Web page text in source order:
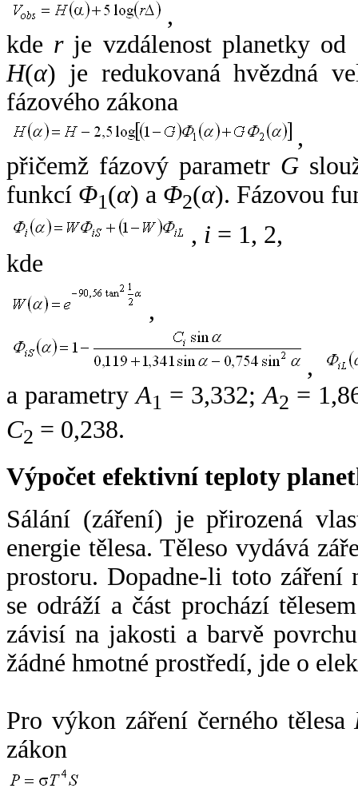
,
kde rje vzdálenost planetky od
H(α) je redukovaná hvězdná
fázového zákona
,
přičemž fázový parametr G
funkcí Φ1(α) a Φ2(α). Fázovou
, i = 1, 2,
kde
,
,
a parametryA1 = 3,332;A2 =
C2 = 0,238.
Výpočet efektivní teploty
Sálání (záření) je přirozená
energie tělesa. Těleso vydává
prostoru. Dopadne-li toto záření
se odráží a část prochází
závisí na jakosti a barvě
žádné hmotné prostředí, jde o
Pro výkon záření černého tělesa
zákon